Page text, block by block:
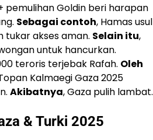
pemulihan Goldin beri harapan
Sebagai contoh, Hamas usul
tukar akses aman. Selain itu,
untuk hancurkan.
teroris terjebak Rafah. Oleh
Kalmaegi Gaza 2025
Akibatnya, Gaza pulih lambat.
& Turki 2025